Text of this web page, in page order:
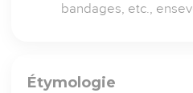
bandages, etc.,
Étymologie